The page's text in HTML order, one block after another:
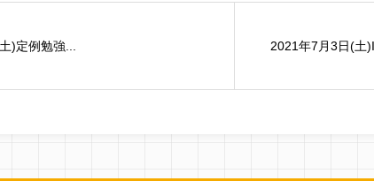
)定例勉強... 2021年7月3日(土